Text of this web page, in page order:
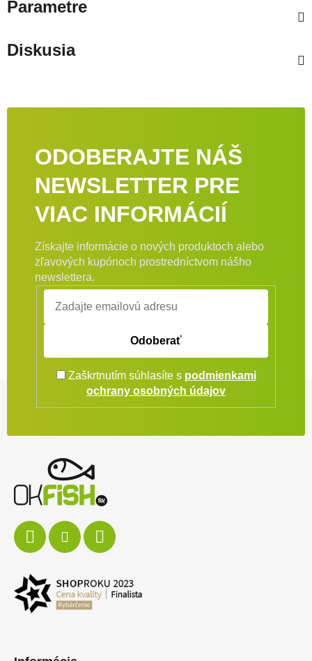
Parametre
Diskusia
ODOBERAJTE NÁŠ
NEWSLETTER PRE
VIAC INFORMÁCIÍ
Získajte informácie o nových produktoch alebo
zľavových kupónoch prostredníctvom nášho
newslettera.
Odoberať
Zaškrtnutím súhlasíte s podmienkami
ochrany osobných údajov